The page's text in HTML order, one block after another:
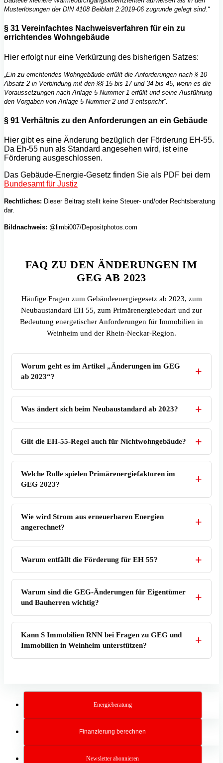
Musterlösungen der DIN 4108 Beiblatt 2:2019-06 zugrunde gelegt sind.“
§ 31 Vereinfachtes Nachweisverfahren für ein zu
errichtendes Wohngebäude
Hier erfolgt nur eine Verkürzung des bisherigen Satzes:
„Ein zu errichtendes Wohngebäude erfüllt die Anforderungen nach § 10
Absatz 2 in Verbindung mit den §§ 15 bis 17 und 34 bis 45, wenn es die
Voraussetzungen nach Anlage 5 Nummer 1 erfüllt und seine Ausführung
den Vorgaben von Anlage 5 Nummer 2 und 3 entspricht“.
§ 91 Verhältnis zu den Anforderungen an ein Gebäude
Hier gibt es eine Änderung bezüglich der Förderung EH-55.
Da Eh-55 nun als Standard angesehen wird, ist eine
Förderung ausgeschlossen.
Das Gebäude-Energie-Gesetz finden Sie als PDF bei dem
Bundesamt für Justiz
Rechtliches: Dieser Beitrag stellt keine Steuer- und/oder Rechtsberatung
dar.
Bildnachweis: @limbi007/Depositphotos.com
FAQ ZU DEN ÄNDERUNGEN IM
GEG AB 2023
Häufige Fragen zum Gebäudeenergiegesetz ab 2023, zum
Neubaustandard EH 55, zum Primärenergiebedarf und zur
Bedeutung energetischer Anforderungen für Immobilien in
Weinheim und der Rhein-Neckar-Region.
Worum geht es im Artikel „Änderungen im GEG
ab 2023“?
Was ändert sich beim Neubaustandard ab 2023?
Gilt die EH-55-Regel auch für Nichtwohngebäude?
Welche Rolle spielen Primärenergiefaktoren im
GEG 2023?
Wie wird Strom aus erneuerbaren Energien
angerechnet?
Warum entfällt die Förderung für EH 55?
Warum sind die GEG-Änderungen für Eigentümer
und Bauherren wichtig?
Kann S Immobilien RNN bei Fragen zu GEG und
Immobilien in Weinheim unterstützen?
Energieberatung
Finanzierung berechnen
Newsletter abonnieren